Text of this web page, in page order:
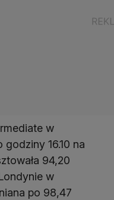
w
16.10 na
94,20
w
po 98,47